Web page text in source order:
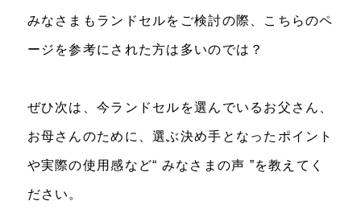
みなさまもランドセルをご検討の際、こちらのペ
ージを参考にされた方は多いのでは？
ぜひ次は、今ランドセルを選んでいるお父さん、
お母さんのために、選ぶ決め手となったポイント
や実際の使用感など“ みなさまの声 ”を教えてく
ださい。